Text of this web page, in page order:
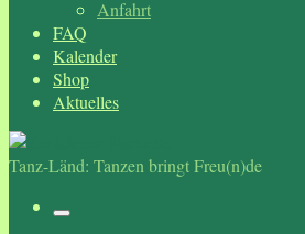
Anfahrt
FAQ
Kalender
Shop
Aktuelles
Tanz-Länd: Tanzen bringt Freu(n)de
Menü